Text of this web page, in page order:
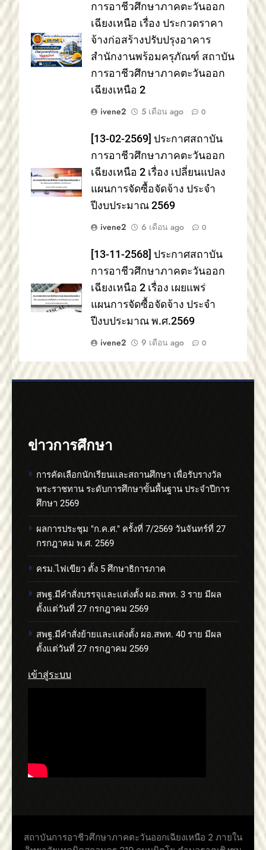
การอาชีวศึกษาภาคตะวันออก
เฉียงเหนือ เรื่อง ประกวดราคา
จ้างก่อสร้างปรับปรุงอาคาร
สำนักงานพร้อมครุภัณฑ์ สถาบัน
การอาชีวศึกษาภาคตะวันออก
เฉียงเหนือ 2
ivene2
5 เดือน ago 0
[13-02-2569] ประกาศสถาบัน
การอาชีวศึกษาภาคตะวันออก
เฉียงเหนือ 2 เรื่อง เปลี่ยนแปลง
แผนการจัดซื้อจัดจ้าง ประจำ
ปีงบประมาณ 2569
ivene2
6 เดือน ago 0
[13-11-2568] ประกาศสถาบัน
การอาชีวศึกษาภาคตะวันออก
เฉียงเหนือ 2 เรื่อง เผยแพร่
แผนการจัดซื้อจัดจ้าง ประจำ
ปีงบประมาณ พ.ศ.2569
ivene2
9 เดือน ago 0
ข่าวการศึกษา
การคัดเลือกนักเรียนและสถานศึกษา เพื่อรับรางวัล
พระราชทาน ระดับการศึกษาขั้นพื้นฐาน ประจำปีการ
ศึกษา 2569
ผลการประชุม "ก.ค.ศ." ครั้งที่ 7/2569 วันจันทร์ที่ 27
กรกฎาคม พ.ศ. 2569
ครม.ไฟเขียว ตั้ง 5 ศึกษาธิการภาค
สพฐ.มีคำสั่งบรรจุและแต่งตั้ง ผอ.สพท. 3 ราย มีผล
ตั้งแต่วันที่ 27 กรกฎาคม 2569
สพฐ.มีคำสั่งย้ายและแต่งตั้ง ผอ.สพท. 40 ราย มีผล
ตั้งแต่วันที่ 27 กรกฎาคม 2569
เข้าสู่ระบบ
สถาบันการอาชีวศึกษาภาคตะวันออกเฉียงเหนือ 2 ภายใน